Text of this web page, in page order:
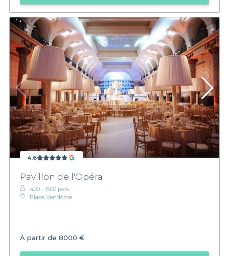
4,6
Pavillon de l'Opéra
400 - 1500 pers.
Place Vendôme
À partir de 8000 €